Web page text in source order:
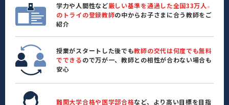
学力や人間性など厳しい基準を通過した全国33万人 ※
のトライの登録教師の中からお子さまに合う教師をご
紹介
授業がスタートした後でも教師の交代は何度でも無料
でできるので万が一、教師との相性が合わない場合も
安心
難関大学合格や医学部合格など、より高い目標を目指